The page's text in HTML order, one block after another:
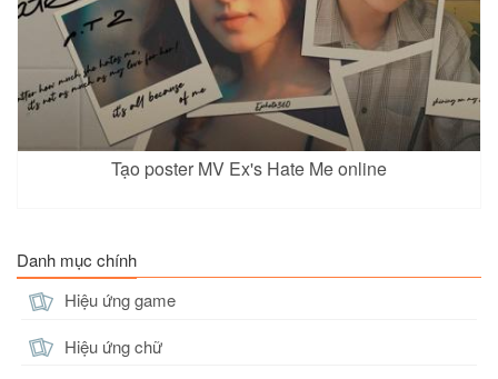
Tạo poster MV Ex's Hate Me online
Danh mục chính
Hiệu ứng game
Hiệu ứng chữ